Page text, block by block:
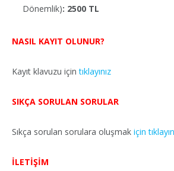
Dönemlik): 2500 TL
NASIL KAYIT OLUNUR?
Kayıt klavuzu içintıklayınız
SIKÇA SORULAN SORULAR
Sıkça sorulan sorulara oluşmak için
İLETİŞİM